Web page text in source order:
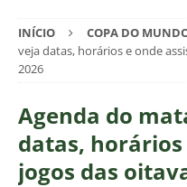
INÍCIO COPA DO
veja datas, horários e onde
2026
Agenda do
datas,
jogos das